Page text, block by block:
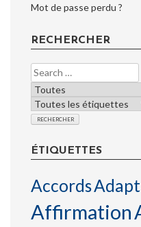
Mot de passe perdu ?
RECHERCHER
ÉTIQUETTES
Accords
Affirmation